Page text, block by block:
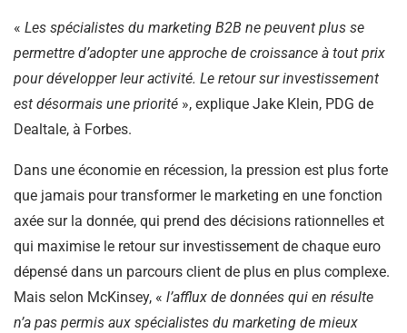
« Les spécialistes du marketing B2B ne peuvent plus se
permettre d’adopter une approche de croissance à tout prix
pour développer leur activité. Le retour sur investissement
est désormais une priorité », explique Jake Klein, PDG de
Dealtale, à Forbes.
Dans une économie en récession, la pression est plus forte
que jamais pour transformer le marketing en une fonction
axée sur la donnée, qui prend des décisions rationnelles et
qui maximise le retour sur investissement de chaque euro
dépensé dans un parcours client de plus en plus complexe.
Mais selon McKinsey, « l’afflux de données qui en résulte
n’a pas permis aux spécialistes du marketing de mieux